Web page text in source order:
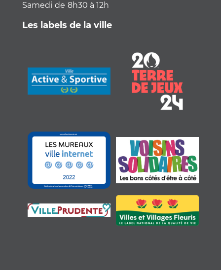
Samedi de 8h30 à 12h
Les labels de la ville